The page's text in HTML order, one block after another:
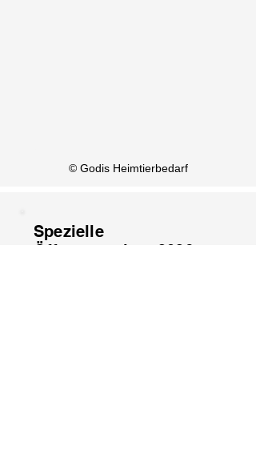
© Godis Heimtierbedarf
Spezielle
Öffnungszeiten 2026